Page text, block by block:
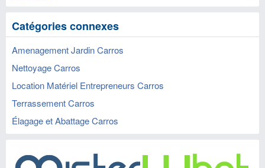
Catégories connexes
Amenagement Jardin Carros
Nettoyage Carros
Location Matériel Entrepreneurs Carros
Terrassement Carros
Élagage et Abattage Carros